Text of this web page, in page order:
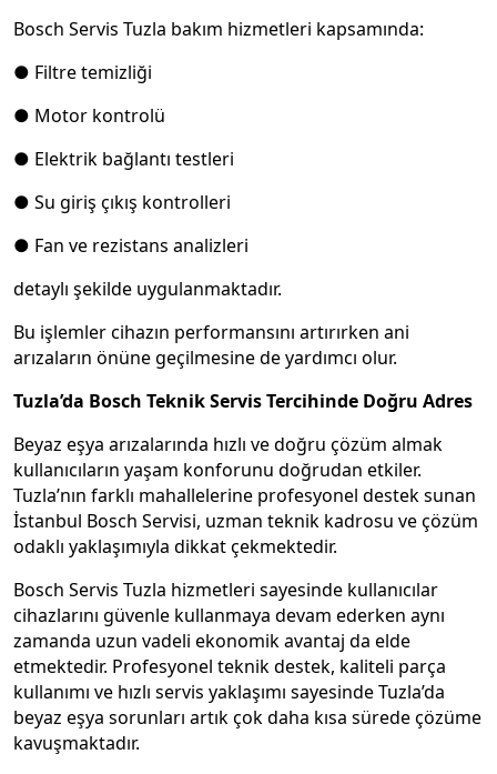
Bosch Servis Tuzla bakım hizmetleri kapsamında:
● Filtre temizliği
● Motor kontrolü
● Elektrik bağlantı testleri
● Su giriş çıkış kontrolleri
● Fan ve rezistans analizleri
detaylı şekilde uygulanmaktadır.
Bu işlemler cihazın performansını artırırken ani
arızaların önüne geçilmesine de yardımcı olur.
Tuzla’da Bosch Teknik Servis Tercihinde Doğru Adres
Beyaz eşya arızalarında hızlı ve doğru çözüm almak
kullanıcıların yaşam konforunu doğrudan etkiler.
Tuzla’nın farklı mahallelerine profesyonel destek sunan
İstanbul Bosch Servisi, uzman teknik kadrosu ve çözüm
odaklı yaklaşımıyla dikkat çekmektedir.
Bosch Servis Tuzla hizmetleri sayesinde kullanıcılar
cihazlarını güvenle kullanmaya devam ederken aynı
zamanda uzun vadeli ekonomik avantaj da elde
etmektedir. Profesyonel teknik destek, kaliteli parça
kullanımı ve hızlı servis yaklaşımı sayesinde Tuzla’da
beyaz eşya sorunları artık çok daha kısa sürede çözüme
kavuşmaktadır.